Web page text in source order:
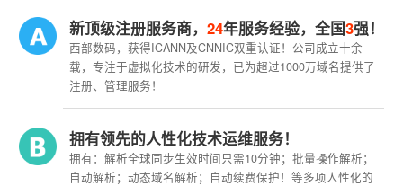
新顶级注册服务商， 24年服务经验，全国3强！
西部数码，获得ICANN及CNNIC双重认证！公司成立十余
载，专注于虚拟化技术的研发，已为超过1000万域名提供了
注册、管理服务！
拥有领先的人性化技术运维服务！
拥有：解析全球同步生效时间只需10分钟；批量操作解析；
自动解析；动态域名解析；自动续费保护！等多项人性化的